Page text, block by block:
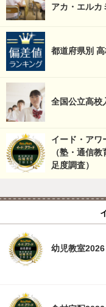
アカ・エルカ
都道府県別
全国公立高校
イード・アワ
（塾・通信
足度調査）
幼児教室2026